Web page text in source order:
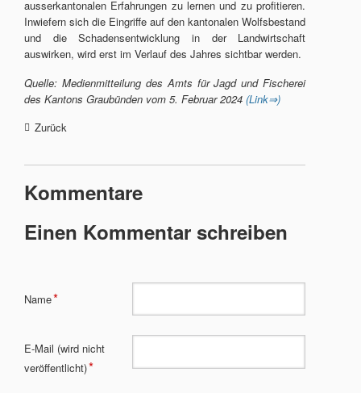
ausserkantonalen Erfahrungen zu lernen und zu profitieren.
Inwiefern sich die Eingriffe auf den kantonalen Wolfsbestand
und die Schadensentwicklung in der Landwirtschaft
auswirken, wird erst im Verlauf des Jahres sichtbar werden.
Quelle: Medienmitteilung des Amts für Jagd und Fischerei
des Kantons Graubünden vom 5. Februar 2024 (Link⇒)
Zurück
Kommentare
Einen Kommentar schreiben
Pflichtfeld
Name*
Pflichtfeld
E-Mail (wird nicht
veröffentlicht)*